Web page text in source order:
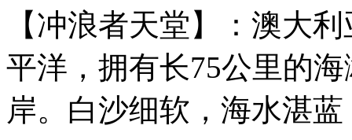
【冲浪者天堂】：澳大
平洋，拥有长75公里的
岸。白沙细软，海水湛